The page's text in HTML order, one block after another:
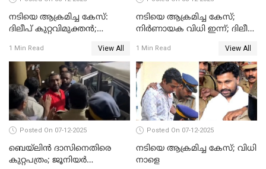
നടിയെ ആക്രമിച്ച കേസ്:
ദിലീപ് കുറ്റവിമുക്തന്‍;
പ്രതികള്‍ കുറ്റക്കാര്‍;
ശിക്ഷവിധി 12 ന്
1 Min Read View All
നടിയെ ആക്രമിച്ച കേസ്;
നിർണായക വിധി ഇന്ന്; ദിലീപ്
1 Min Read View All
Posted On 07-12-2025
ബെയ്‌ലിന്‍ ദാസിനെതിരെ
കുറ്റപത്രം; ജൂനിയർ
Posted On 07-12-2025
നടിയെ ആക്രമിച്ച കേസ്; വിധി
നാളെ